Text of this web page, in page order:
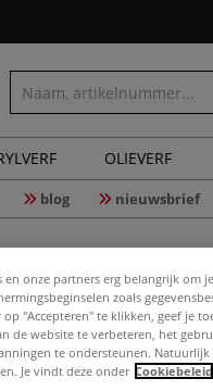
OLIEVERF
blog nieuwsbrief
en onze partners erg belangrijk om
zoals
"Accepteren" te klikken, geef je
de website te verbeteren, het
te ondersteunen.
Je vindt deze onder Cookiebeleid